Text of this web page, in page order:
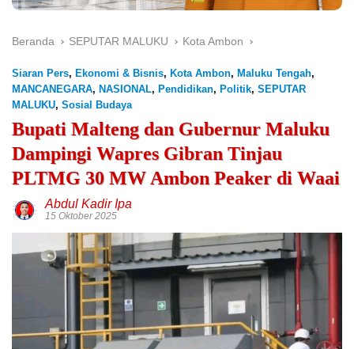
Beranda SEPUTAR MALUKU Kota Ambon
Siaran Pers, Ekonomi & Bisnis, Kota Ambon, Maluku Tengah,
MANCANEGARA, NASIONAL, Pendidikan, Politik, SEPUTAR
MALUKU, Sosial Budaya
Bupati Malteng dan Gubernur Maluku
Dampingi Wapres Gibran Tinjau
PLTMG 30 MW Ambon Peaker di Waai
Abdul Kadir Ipa
15 Oktober 2025